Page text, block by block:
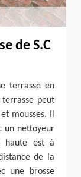
de S.C
terrasse en
peut
mousses. Il
un nettoyeur
haute est à
de la
une brosse